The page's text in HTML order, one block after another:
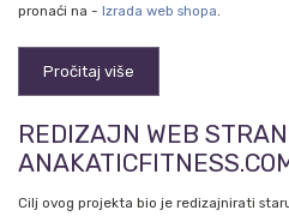
pronaći na - Izrada web shopa.
Pročitaj više
REDIZAJN WEB
Cilj ovog projekta bio je redizajnirati